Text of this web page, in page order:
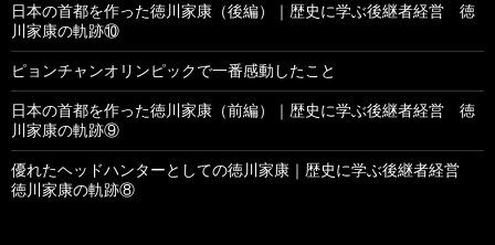
日本の首都を作った徳川家康（後編）｜歴史に学ぶ後継者経営 徳
川家康の軌跡⑩
ピョンチャンオリンピックで一番感動したこと
日本の首都を作った徳川家康（前編）｜歴史に学ぶ後継者経営 徳
川家康の軌跡⑨
優れたヘッドハンターとしての徳川家康｜歴史に学ぶ後継者経営
徳川家康の軌跡⑧